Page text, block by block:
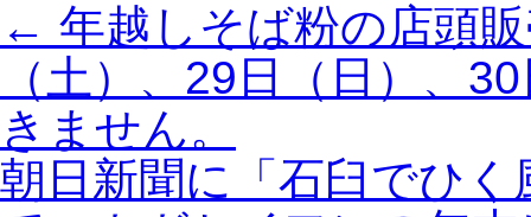
← 年越しそば粉の店頭
（土）、29日（日）、
きません。
朝日新聞に「石臼でひ